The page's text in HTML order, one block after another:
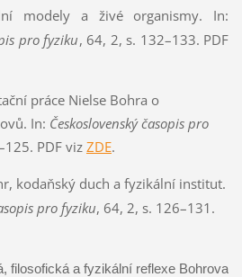
modely a živé organismy. In:
pro fyziku, 64, 2, s. 132–133. PDF
práce Nielse Bohra o
In: Československý časopis pro
PDF viz ZDE.
kodaňský duch a fyzikální institut.
pro fyziku, 64, 2, s. 126–131.
filosofická a fyzikální reflexe Bohrova